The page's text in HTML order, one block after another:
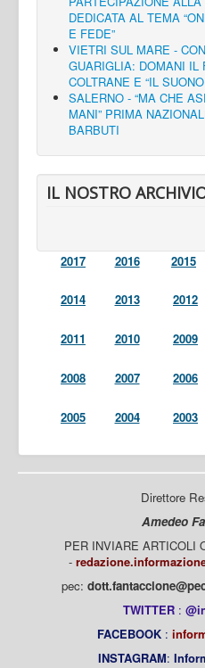
DEDICATA AL TEMA
E FEDE”
VIETRI SUL MARE -
GUARIGLIA: DOMANI IL
COLTRANE E “IL
SALERNO - “MA CHE
MANI” PRIMA
BARBUTI
IL NOSTRO
2017 2016 2015
2014 2013 2012
2011 2010 2009
2008 2007 2006
2005 2004 2003
Direttore
Amedeo
PER INVIARE ARTICOLI
-
pec:
TWITTER :
FACEBOOK :
INSTAGRAM: